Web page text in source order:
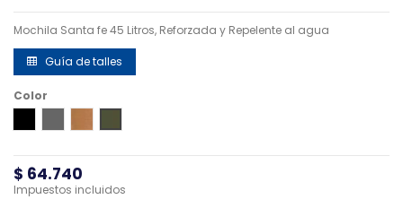
Mochila Santa fe 45 Litros, Reforzada y Repelente al agua
Guía de talles
Color
$ 64.740
Impuestos incluidos